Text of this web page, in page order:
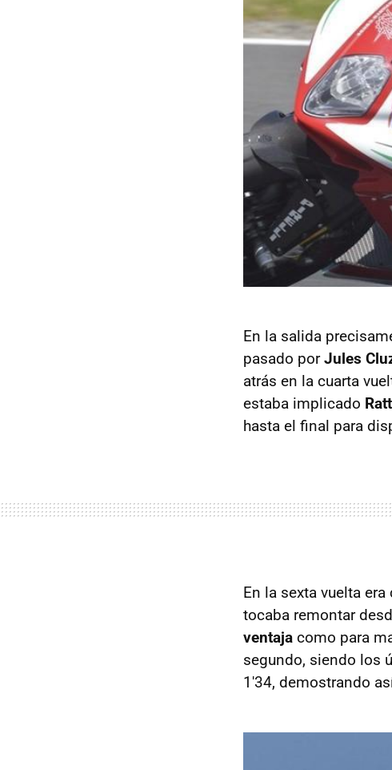
En la salida
pasado porJules
atrás en la cuarta
estaba implicado
hasta el final para
En la sexta vuelta
tocaba remontar
ventaja como para
segundo, siendo los
1'34, demostrando